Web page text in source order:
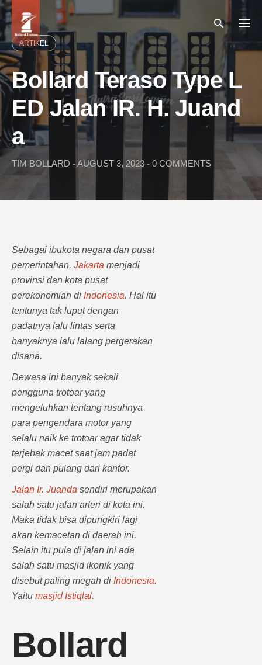
Skip
to
content
ARTIKEL
Bollard Teraso Type L
ED Jalan IR. H. Juand
a
TIM BOLLARD -AUGUST 3, 2023 - 0 COMMENTS
Sebagai ibukota negara dan pusat
pemerintahan, Jakarta menjadi
provinsi dan kota pusat
perekonomian di Indonesia. Hal itu
tentunya tak luput dengan
padatnya lalu lintas serta
banyaknya lalu lalang pergerakan
disana.
Dewasa ini banyak sekali
pengguna trotoar yang
mengeluhkan tentang rusuhnya
para pengendara motor yang
selalu naik ke trotoar agar tidak
terjebak macet saat jam padat
pergi dan pulang dari kantor.
Jalan Ir. Juanda sendiri merupakan
salah satu jalan arteri di kota ini.
Maka tidak bisa dipungkiri lagi
akan kemacetan di daerah ini.
Selain itu pula di jalan ini ada
salah satu masjid ikonik yang
disebut paling megah di Indonesia.
Yaitu masjid Istiqlal.
Bollard